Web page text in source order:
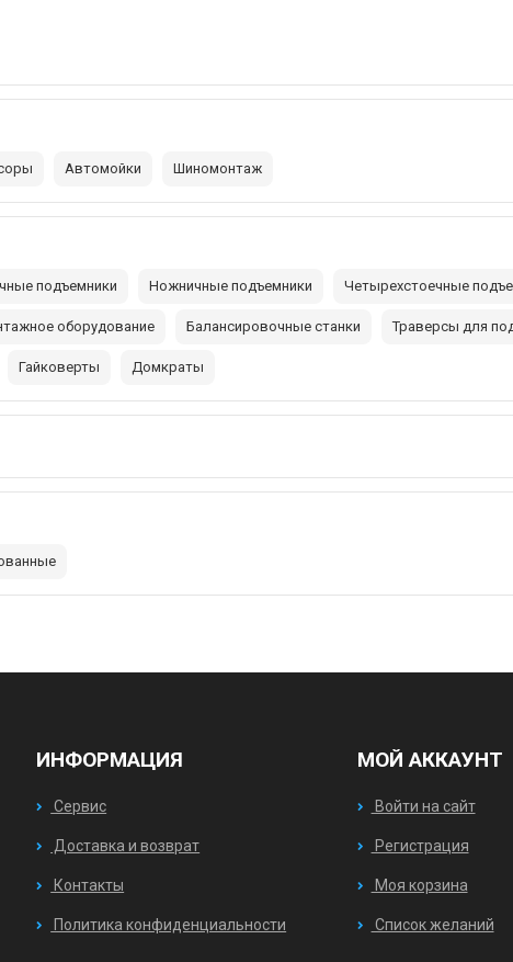
Автомойки Шиномонтаж
подъемники Ножничные подъемники Четырехстоечные
оборудование Балансировочные станки Траверсы для
Гайковерты Домкраты
ИНФОРМАЦИЯ
Сервис
Доставка и возврат
Контакты
Политика конфиденциальности
МОЙ АККАУНТ
Войти на сайт
Регистрация
Моя корзина
Список желаний